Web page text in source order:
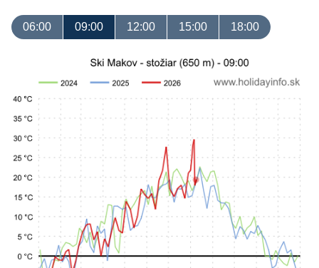
06:00 09:00 12:00 15:00 18:00